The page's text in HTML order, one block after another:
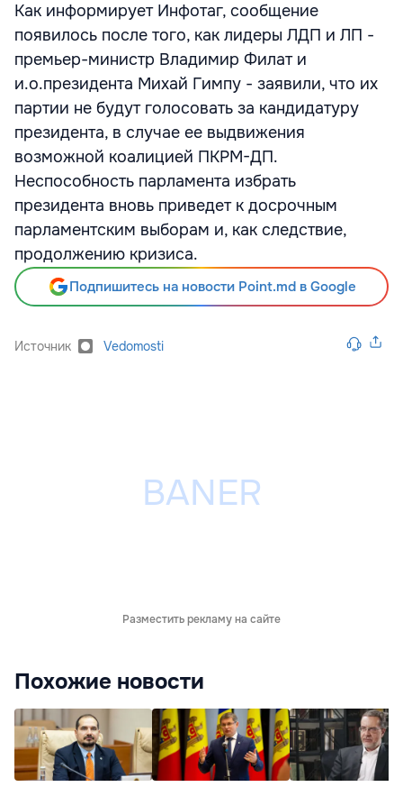
Как информирует Инфотаг, сообщение
появилось после того, как лидеры ЛДП и ЛП -
премьер-министр Владимир Филат и
и.о.президента Михай Гимпу - заявили, что их
партии не будут голосовать за кандидатуру
президента, в случае ее выдвижения
возможной коалицией ПКРМ-ДП.
Неспособность парламента избрать
президента вновь приведет к досрочным
парламентским выборам и, как следствие,
продолжению кризиса.
Подпишитесь на новости Point.md в Google
Источник Vedomosti
Разместить рекламу на сайте
Похожие новости